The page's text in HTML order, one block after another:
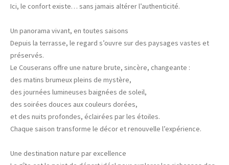
Ici, le confort existe… sans jamais altérer l’authenticité.
Un panorama vivant, en toutes saisons
Depuis la terrasse, le regard s’ouvre sur des paysages vastes et
préservés.
Le Couserans offre une nature brute, sincère, changeante :
des matins brumeux pleins de mystère,
des journées lumineuses baignées de soleil,
des soirées douces aux couleurs dorées,
et des nuits profondes, éclairées par les étoiles.
Chaque saison transforme le décor et renouvelle l’expérience.
Une destination nature par excellence